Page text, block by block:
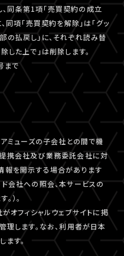
同条第1項「売買契約の成立
同項「売買契約を解除」は「グッ
の払戻し」に、それぞれ読み替
した上で」は削除します。
まで
ミューズの子会社との間で機
携会社及び業務委託会社に対
報を開示する場合があります
会社への照会、本サービスの
）。
オフィシャルウェブサイトに掲
理します。なお、利用者が日本
す。